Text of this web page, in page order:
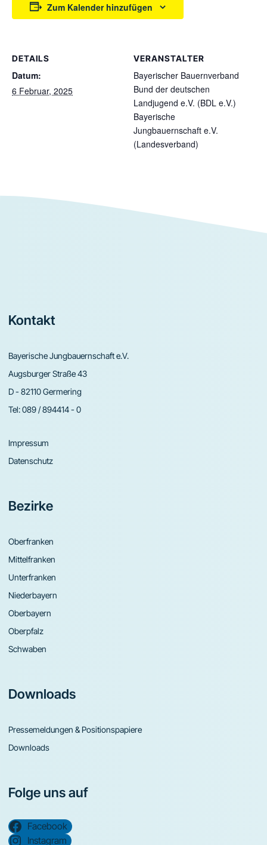
Zum Kalender hinzufügen
DETAILS
Datum:
6 Februar, 2025
VERANSTALTER
Bayerischer Bauernverband
Bund der deutschen
Landjugend e.V. (BDL e.V.)
Bayerische
Jungbauernschaft e.V.
(Landesverband)
Footer
Kontakt
Bayerische Jungbauernschaft e.V.
Augsburger Straße 43
D - 82110 Germering
Tel:089 / 894414 - 0
Impressum
Datenschutz
Bezirke
Oberfranken
Mittelfranken
Unterfranken
Niederbayern
Oberbayern
Oberpfalz
Schwaben
Downloads
Pressemeldungen & Positionspapiere
Downloads
Folge uns auf
Facebook
Instagram